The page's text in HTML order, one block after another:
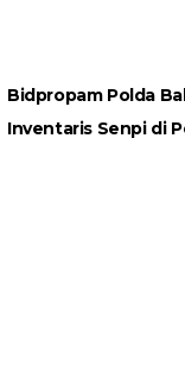
Bidpropam Polda
Inventaris Senpi di